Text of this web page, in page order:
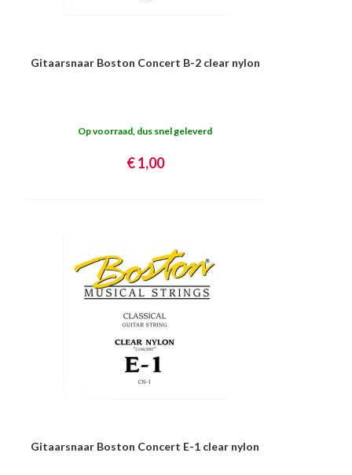
Gitaarsnaar Boston Concert B-2 clear nylon
Op voorraad, dus snel geleverd
€ 1,00
Gitaarsnaar Boston Concert E-1 clear nylon